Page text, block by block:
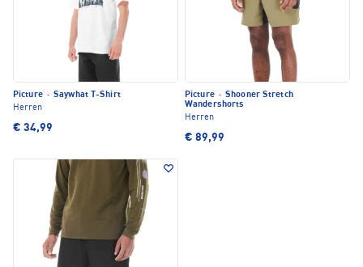
Picture · Saywhat T-Shirt
Herren
€ 34,99
Picture · Shooner Stretch
Wandershorts
Herren
€ 89,99